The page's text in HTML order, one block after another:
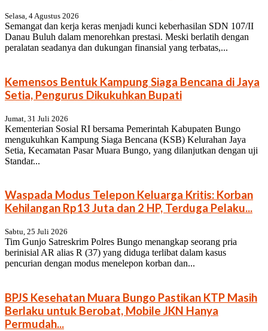
Selasa, 4 Agustus 2026
Semangat dan kerja keras menjadi kunci keberhasilan SDN 107/II
Danau Buluh dalam menorehkan prestasi. Meski berlatih dengan
peralatan seadanya dan dukungan finansial yang terbatas,...
Kemensos Bentuk Kampung Siaga Bencana di Jaya
Setia, Pengurus Dikukuhkan Bupati
Jumat, 31 Juli 2026
Kementerian Sosial RI bersama Pemerintah Kabupaten Bungo
mengukuhkan Kampung Siaga Bencana (KSB) Kelurahan Jaya
Setia, Kecamatan Pasar Muara Bungo, yang dilanjutkan dengan uji
Standar...
Waspada Modus Telepon Keluarga Kritis: Korban
Kehilangan Rp13 Juta dan 2 HP, Terduga Pelaku...
Sabtu, 25 Juli 2026
Tim Gunjo Satreskrim Polres Bungo menangkap seorang pria
berinisial AR alias R (37) yang diduga terlibat dalam kasus
pencurian dengan modus menelepon korban dan...
BPJS Kesehatan Muara Bungo Pastikan KTP Masih
Berlaku untuk Berobat, Mobile JKN Hanya
Permudah...